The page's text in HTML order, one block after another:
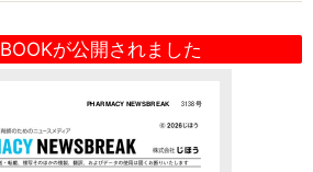
が公開されました